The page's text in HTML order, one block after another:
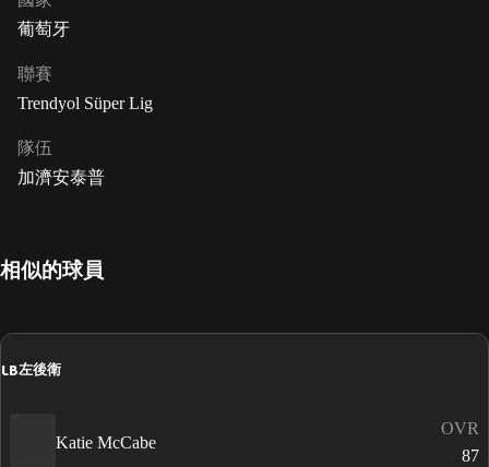
葡萄牙
聯賽
Trendyol Süper Lig
隊伍
加濟安泰普
相似的球員
LB左後衛
Katie McCabe
OVR
87